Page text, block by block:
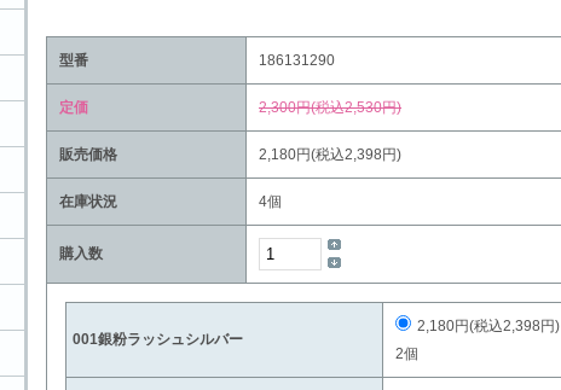
型番 186131290
定価 2,300円(税込2,530円)
販売価格 2,180円(税込2,398円)
在庫状況 4個
購入数
001銀粉ラッシュシルバー
2,180円(税込2,398円)
2個